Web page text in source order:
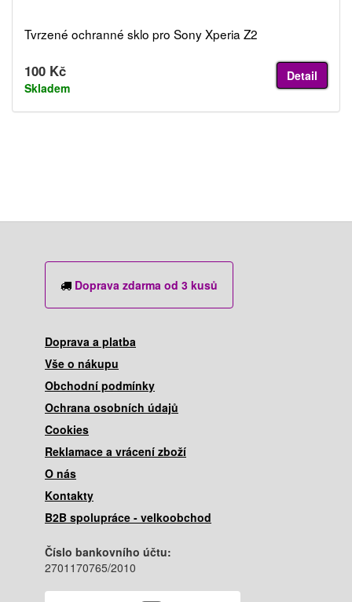
Tvrzené ochranné sklo pro Sony Xperia Z2
100 Kč
Skladem
Detail
Doprava zdarma od 3 kusů
Doprava a platba
Vše o nákupu
Obchodní podmínky
Ochrana osobních údajů
Cookies
Reklamace a vrácení zboží
O nás
Kontakty
B2B spolupráce - velkoobchod
Číslo bankovního účtu:
2701170765/2010